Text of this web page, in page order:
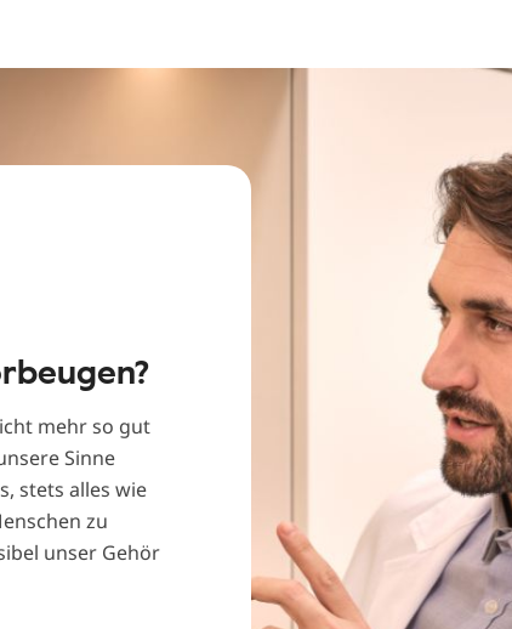
mehr so gut
Sinne
stets alles wie
zu
unser Gehör